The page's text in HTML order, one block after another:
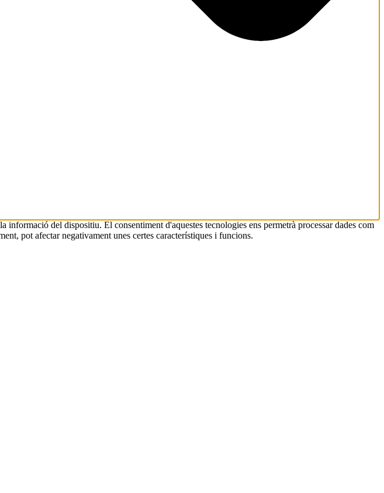
del dispositiu. El consentiment d'aquestes tecnologies ens permetrà processar dades com
pot afectar negativament unes certes característiques i funcions.